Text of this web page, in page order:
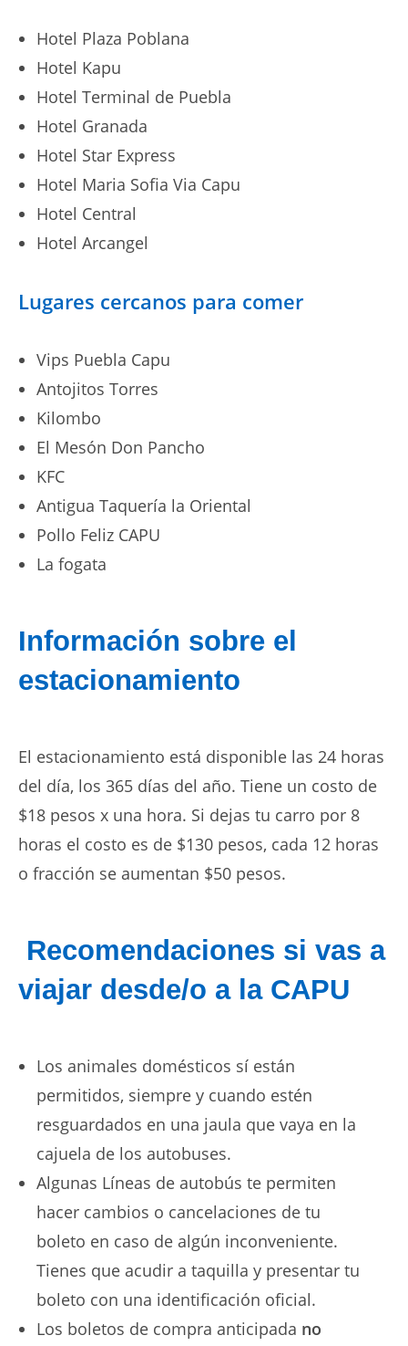
Hotel Plaza Poblana
Hotel Kapu
Hotel Terminal de Puebla
Hotel Granada
Hotel Star Express
Hotel Maria Sofia Via Capu
Hotel Central
Hotel Arcangel
Lugares cercanos para comer
Vips Puebla Capu
Antojitos Torres
Kilombo
El Mesón Don Pancho
KFC
Antigua Taquería la Oriental
Pollo Feliz CAPU
La fogata
Información sobre el
estacionamiento
El estacionamiento está disponible las 24 horas
del día, los 365 días del año. Tiene un costo de
$18 pesos x una hora. Si dejas tu carro por 8
horas el costo es de $130 pesos, cada 12 horas
o fracción se aumentan $50 pesos.
Recomendaciones si vas a
viajar desde/o a la CAPU
Los animales domésticos sí están
permitidos, siempre y cuando estén
resguardados en una jaula que vaya en la
cajuela de los autobuses.
Algunas Líneas de autobús te permiten
hacer cambios o cancelaciones de tu
boleto en caso de algún inconveniente.
Tienes que acudir a taquilla y presentar tu
boleto con una identificación oficial.
Los boletos de compra anticipada no